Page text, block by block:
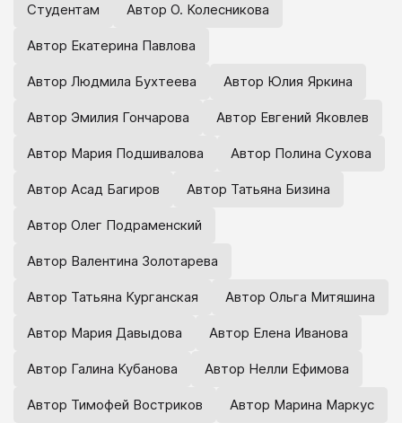
Студентам Автор О. Колесникова
Автор Екатерина Павлова
Автор Людмила Бухтеева Автор Юлия Яркина
Автор Эмилия Гончарова Автор Евгений Яковлев
Автор Мария Подшивалова Автор Полина Сухова
Автор Асад Багиров Автор Татьяна Бизина
Автор Олег Подраменский
Автор Валентина Золотарева
Автор Татьяна Курганская Автор Ольга Митяшина
Автор Мария Давыдова Автор Елена Иванова
Автор Галина Кубанова Автор Нелли Ефимова
Автор Тимофей Востриков Автор Марина Маркус